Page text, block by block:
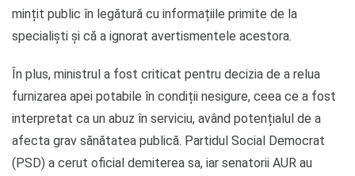
mințit public în legătură cu informațiile primite de la
specialiști și că a ignorat avertismentele acestora.
În plus, ministrul a fost criticat pentru decizia de a relua
furnizarea apei potabile în condiții nesigure, ceea ce a fost
interpretat ca un abuz în serviciu, având potențialul de a
afecta grav sănătatea publică. Partidul Social Democrat
(PSD) a cerut oficial demiterea sa, iar senatorii AUR au